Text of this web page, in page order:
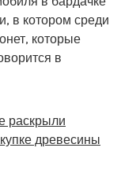
в котором среди
которые
в
раскрыли
древесины